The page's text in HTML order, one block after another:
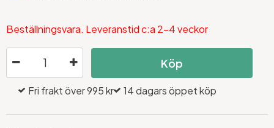
Beställningsvara. Leveranstid c:a 2-4 veckor
Köp
Fri frakt över 995 kr 14 dagars öppet köp